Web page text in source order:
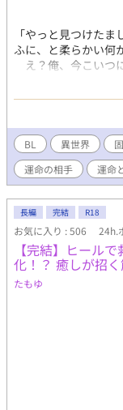
「やっと見つけた
ふに、と柔らかい
え？俺、今こいつ
だ、この野郎！」
き飛ばした。 「う
で！」 「誰が掴む
う！誰か助けて！
蔓延し滅びに向かっ
って女性が激減し
違いが過ぎるよ！
中で少年は自分の運
執筆済。投稿ペース
れ以外のキャラとの
様でも公開中です。
BL 異世界
運命の相手
運命
長編 完結 R18
お気に入り : 506 24h.
【完結】ヒール
化！？ 癒しが招
たもゆ